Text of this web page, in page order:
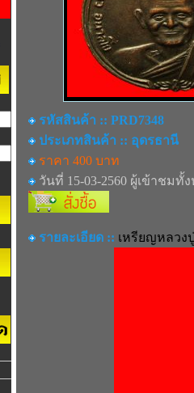
รหัสสินค้า :: PRD7348
ประเภทสินค้า :: อุดรธานี
ราคา 400 บาท
วันที่ 15-03-2560 ผู้เข้าชมทั้
รายละเอียด :: เหรียญหลวง